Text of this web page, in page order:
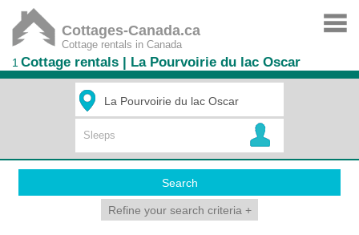
Cottages-Canada.ca
Cottage rentals in Canada
1 Cottage rentals | La Pourvoirie du lac Oscar
Search
Refine your search criteria +